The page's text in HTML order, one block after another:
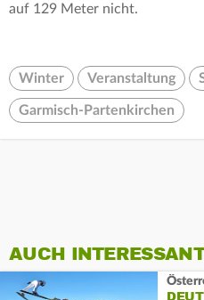
auf 129 Meter nicht.
Winter Veranstaltung
Garmisch-Partenkirchen
AUCH INTERESSANT